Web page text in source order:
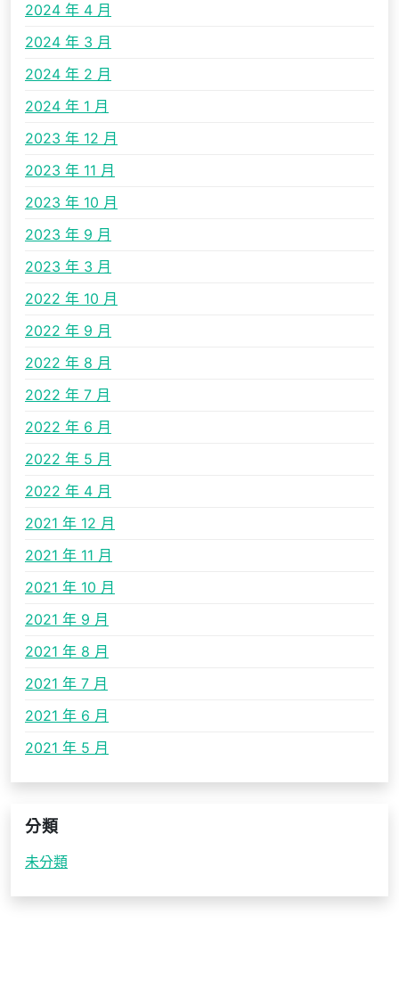
2024 年 4 月
2024 年 3 月
2024 年 2 月
2024 年 1 月
2023 年 12 月
2023 年 11 月
2023 年 10 月
2023 年 9 月
2023 年 3 月
2022 年 10 月
2022 年 9 月
2022 年 8 月
2022 年 7 月
2022 年 6 月
2022 年 5 月
2022 年 4 月
2021 年 12 月
2021 年 11 月
2021 年 10 月
2021 年 9 月
2021 年 8 月
2021 年 7 月
2021 年 6 月
2021 年 5 月
分類
未分類